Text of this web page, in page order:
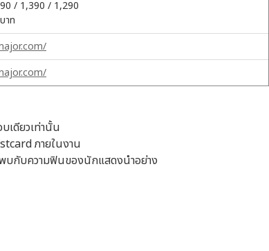
/ 1,390 / 1,290
าท
เดียวเท่านั้น
ภายในงาน
บกับความฟินของนักแสดงนำอย่าง